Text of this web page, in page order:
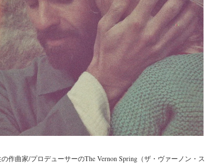
作曲家/プロデューサーのThe Vernon Spring（ザ・ヴァーノン・ス